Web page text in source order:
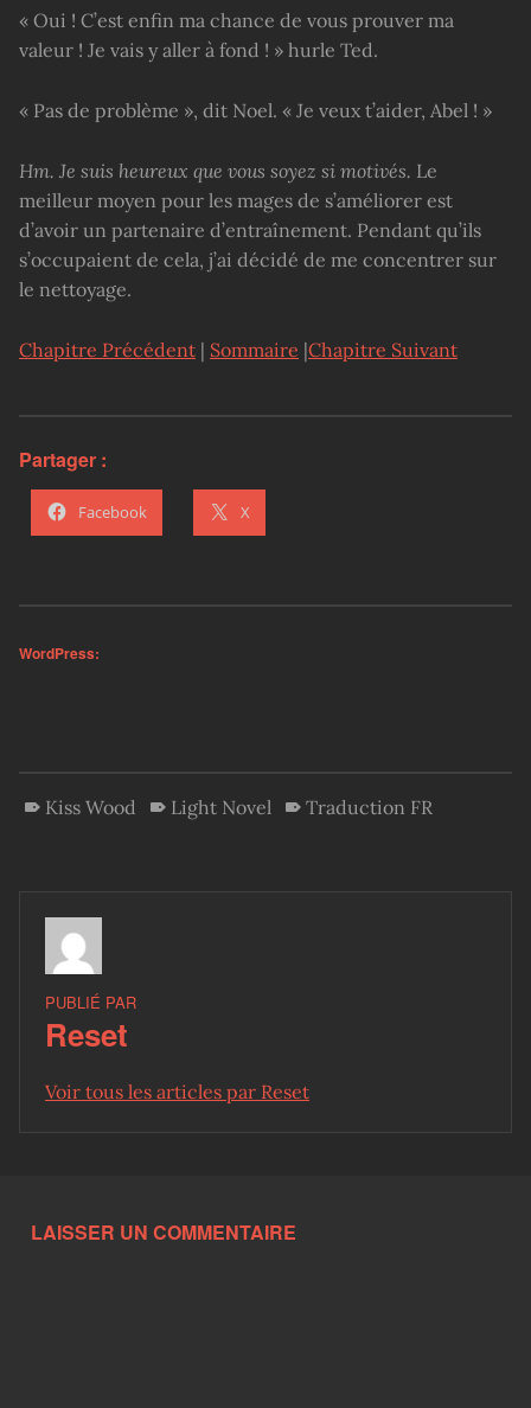
« Oui ! C’est enfin ma chance de vous prouver ma
valeur ! Je vais y aller à fond ! » hurle Ted.
« Pas de problème », dit Noel. « Je veux t’aider, Abel ! »
Hm. Je suis heureux que vous soyez si motivés. Le
meilleur moyen pour les mages de s’améliorer est
d’avoir un partenaire d’entraînement. Pendant qu’ils
s’occupaient de cela, j’ai décidé de me concentrer sur
le nettoyage.
Chapitre Précédent | Sommaire |Chapitre Suivant
Partager :
Facebook X
WordPress:
Kiss Wood Light Novel Traduction FR
PUBLIÉ PAR
Reset
Voir tous les articles par Reset
LAISSER UN COMMENTAIRE